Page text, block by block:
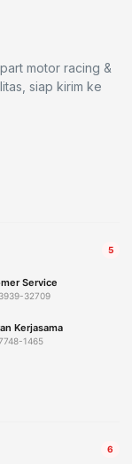
motor racing &
siap kirim ke
5
Service
32709
Kerjasama
1465
6